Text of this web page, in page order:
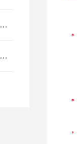
水泥砂浆自由收缩变形测定仪使用方法
如何调整磁性玻璃珠筛分器的筛孔大小